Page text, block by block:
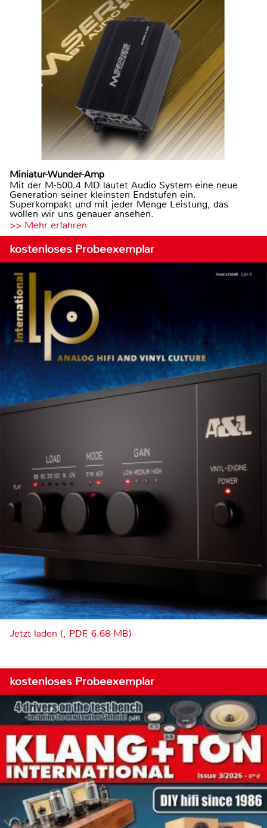
Miniatur-Wunder-Amp
Mit der M-500.4 MD läutet Audio System eine neue
Generation seiner kleinsten Endstufen ein.
Superkompakt und mit jeder Menge Leistung, das
wollen wir uns genauer ansehen.
>> Mehr erfahren
kostenloses Probeexemplar
Jetzt laden (, PDF, 6.68 MB)
kostenloses Probeexemplar